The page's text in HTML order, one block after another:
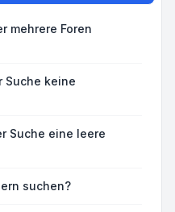
mehrere Foren
Suche keine
Suche eine leere
suchen?